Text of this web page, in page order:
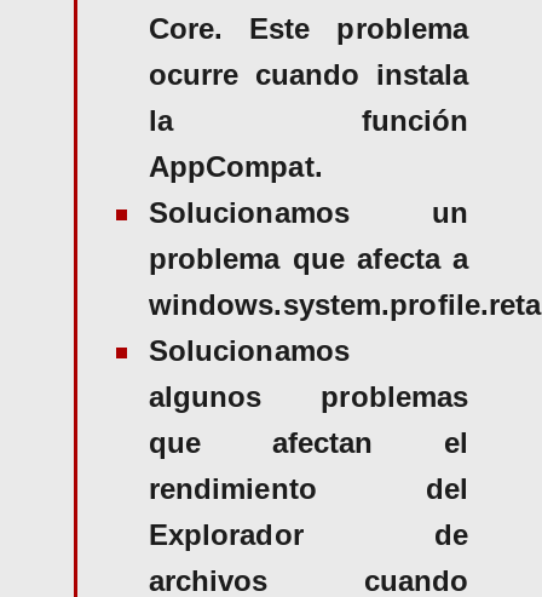
Core. Este problema
ocurre cuando instala
la función
AppCompat.
Solucionamos un
problema que afecta a
Solucionamos
algunos problemas
que afectan el
rendimiento del
Explorador de
archivos cuando